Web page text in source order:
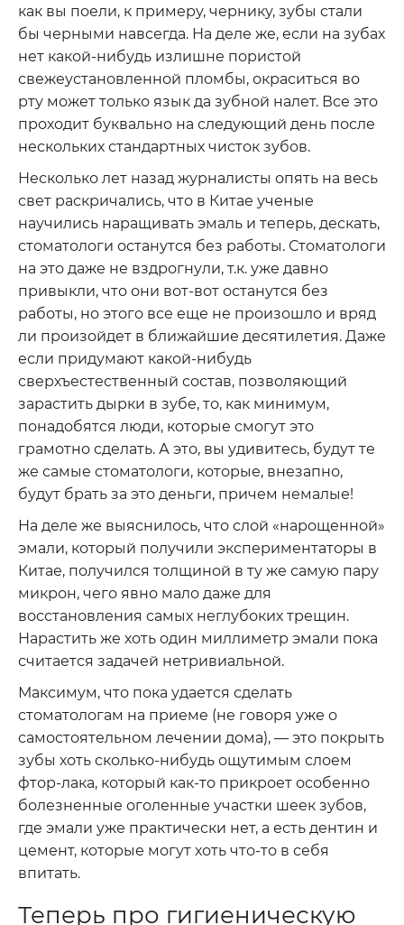
как вы поели, к примеру, чернику, зубы стали
бы черными навсегда. На деле же, если на зубах
нет какой-нибудь излишне пористой
свежеустановленной пломбы, окраситься во
рту может только язык да зубной налет. Все это
проходит буквально на следующий день после
нескольких стандартных чисток зубов.
Несколько лет назад журналисты опять на весь
свет раскричались, что в Китае ученые
научились наращивать эмаль и теперь, дескать,
стоматологи останутся без работы. Стоматологи
на это даже не вздрогнули, т.к. уже давно
привыкли, что они вот-вот останутся без
работы, но этого все еще не произошло и вряд
ли произойдет в ближайшие десятилетия. Даже
если придумают какой-нибудь
сверхъестественный состав, позволяющий
зарастить дырки в зубе, то, как минимум,
понадобятся люди, которые смогут это
грамотно сделать. А это, вы удивитесь, будут те
же самые стоматологи, которые, внезапно,
будут брать за это деньги, причем немалые!
На деле же выяснилось, что слой «нарощенной»
эмали, который получили экспериментаторы в
Китае, получился толщиной в ту же самую пару
микрон, чего явно мало даже для
восстановления самых неглубоких трещин.
Нарастить же хоть один миллиметр эмали пока
считается задачей нетривиальной.
Максимум, что пока удается сделать
стоматологам на приеме (не говоря уже о
самостоятельном лечении дома), — это покрыть
зубы хоть сколько-нибудь ощутимым слоем
фтор-лака, который как-то прикроет особенно
болезненные оголенные участки шеек зубов,
где эмали уже практически нет, а есть дентин и
цемент, которые могут хоть что-то в себя
впитать.
Теперь про гигиеническую